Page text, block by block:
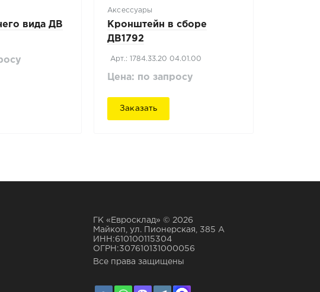
вида ДВ
Аксессуары
Кронштейн в сборе
ДВ1792
Арт.: 1784.33.20 04.01.00
Цена: по запросу
Заказать
ГК «Евросклад» © 2026
Майкоп, ул. Пионерская, 385 А
ИНН:610100115304
ОГРН:307610131000056
Все права защищены